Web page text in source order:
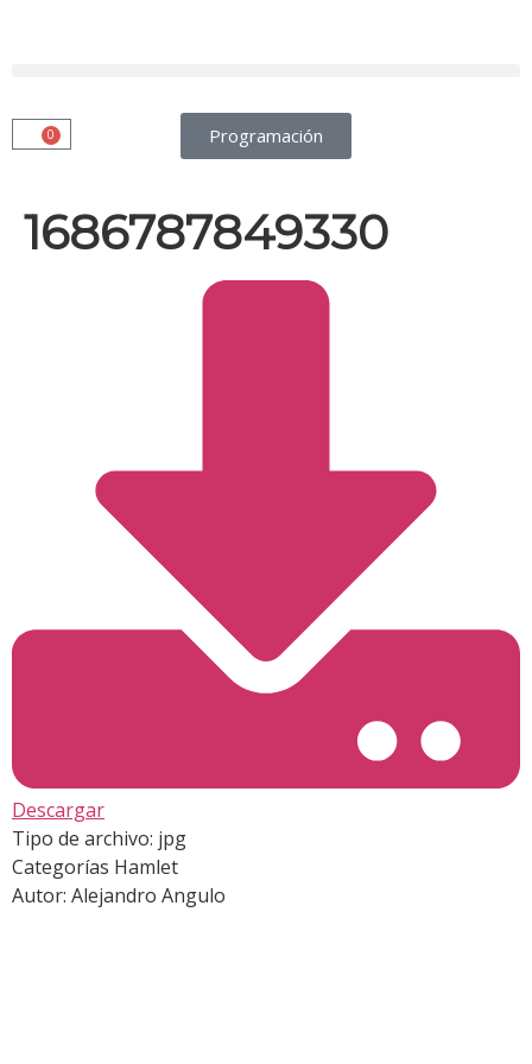
Programación
0
1686787849330
Descargar
Tipo de archivo: jpg
Categorías Hamlet
Autor: Alejandro Angulo